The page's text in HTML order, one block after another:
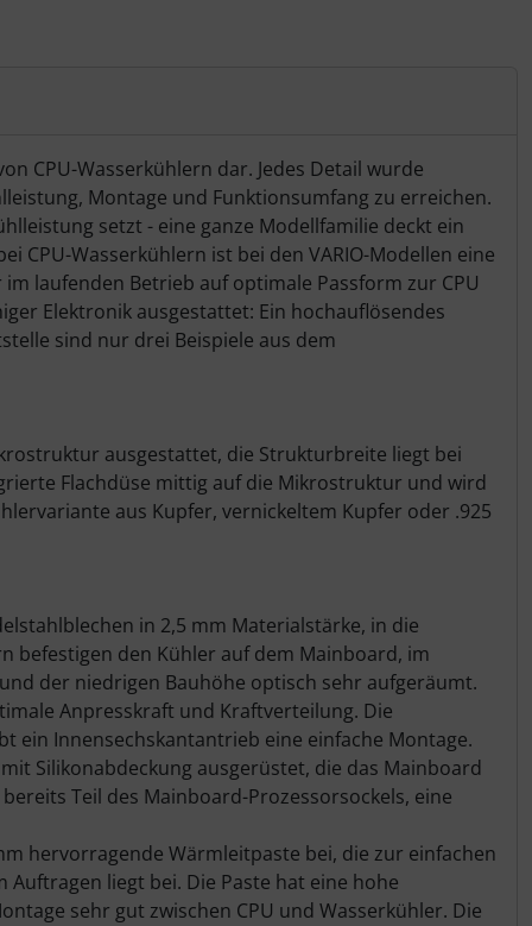
CPU-Wasserkühlern dar. Jedes Detail wurde
Montage und Funktionsumfang zu erreichen.
setzt - eine ganze Modellfamilie deckt ein
CPU-Wasserkühlern ist bei den VARIO-Modellen eine
laufenden Betrieb auf optimale Passform zur CPU
Elektronik ausgestattet: Ein hochauflösendes
sind nur drei Beispiele aus dem
ausgestattet, die Strukturbreite liegt bei
Flachdüse mittig auf die Mikrostruktur und wird
aus Kupfer, vernickeltem Kupfer oder .925
in 2,5 mm Materialstärke, in die
befestigen den Kühler auf dem Mainboard, im
der niedrigen Bauhöhe optisch sehr aufgeräumt.
Anpresskraft und Kraftverteilung. Die
ein Innensechskantantrieb eine einfache Montage.
Silikonabdeckung ausgerüstet, die das Mainboard
Teil des Mainboard-Prozessorsockels, eine
hervorragende Wärmleitpaste bei, die zur einfachen
liegt bei. Die Paste hat eine hohe
sehr gut zwischen CPU und Wasserkühler. Die